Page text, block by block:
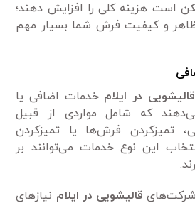
است هزینه کلی را افزایش دهند؛
ظاهر و کیفیت فرش شما بسیار مهم
قالیشویی در ایلام خدمات اضافی یا
که شامل مواردی از قبیل
تمیزکردن فرش‌ها یا تمیزکردن
این نوع خدمات می‌توانند بر
شرکت‌های قالیشویی در ایلام نیازهای